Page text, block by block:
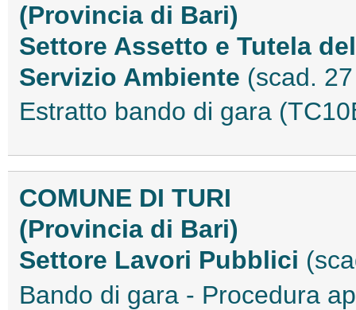
(Provincia di Bari)
Settore Assetto e Tutela
Servizio Ambiente (scad.
Estratto bando di gara
COMUNE DI TURI
(Provincia di Bari)
Settore Lavori Pubblici
Bando di gara - Procedura